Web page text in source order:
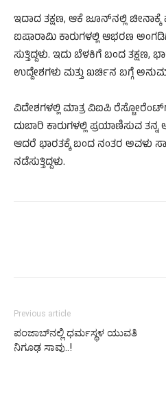
ಇದಾದ ತಕ್ಷಣ, ಆಕೆ ಜೂನ್‌ನಲ್ಲಿ ಚೀನಾಕ್ಕೆ
ಐಷಾರಾಮಿ ಕಾರುಗಳಲ್ಲಿ ಆಭರಣ
ಸುತ್ತಿದ್ದಳು. ಇದು ಬೆಳಕಿಗೆ ಬಂದ ತಕ್ಷಣ,
ಉದ್ದೇಶಗಳು ಮತ್ತು ಖರ್ಚಿನ ಬಗ್ಗೆ
ವಿದೇಶಗಳಲ್ಲಿ ಮಾತ್ರ ವಿಐಪಿ
ದುಬಾರಿ ಕಾರುಗಳಲ್ಲಿ ಪ್ರಯಾಣಿಸುವ ತನ್ನ
ಆದರೆ ಭಾರತಕ್ಕೆ ಬಂದ ನಂತರ ಅವಳು
ನಡೆಸುತ್ತಿದ್ದಳು.
Previous article
ಪಂಜಾಬ್​​ನಲ್ಲಿ ಧರ್ಮಸ್ಥಳ ಯುವತಿ
ನಿಗೂಢ ಸಾವು..!